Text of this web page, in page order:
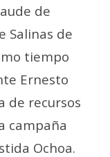
de
Salinas de
tiempo
Ernesto
de recursos
campaña
Ochoa.